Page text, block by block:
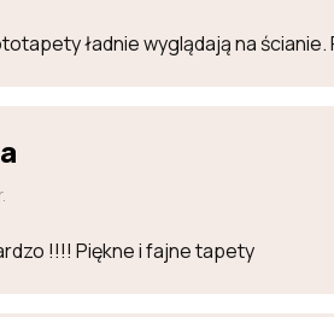
ładnie wyglądają na
!!!! Piękne i fajne tapety